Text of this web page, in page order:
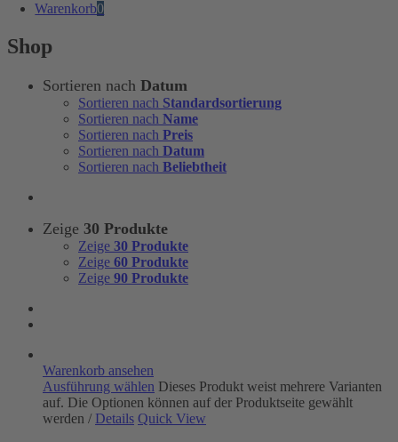
Warenkorb0
Shop
Sortieren nach Datum
Sortieren nach Standardsortierung
Sortieren nach Name
Sortieren nach Preis
Sortieren nach Datum
Sortieren nach Beliebtheit
Zeige 30 Produkte
Zeige 30 Produkte
Zeige 60 Produkte
Zeige 90 Produkte
Warenkorb ansehen
Ausführung wählen Dieses Produkt weist mehrere Varianten
auf. Die Optionen können auf der Produktseite gewählt
werden / Details Quick View